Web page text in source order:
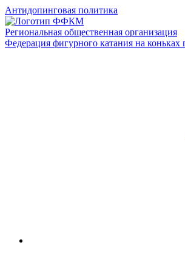
Антидопинговая политика
Региональная общественная организация
Федерация фигурного катания на